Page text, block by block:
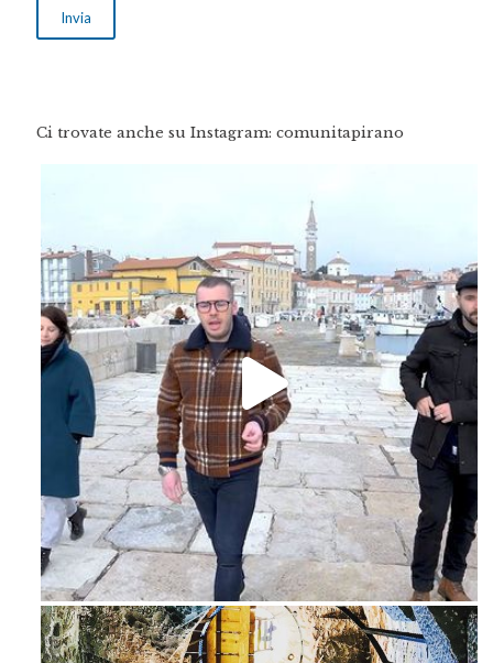
Ci trovate anche su Instagram: comunitapirano
Feb 16